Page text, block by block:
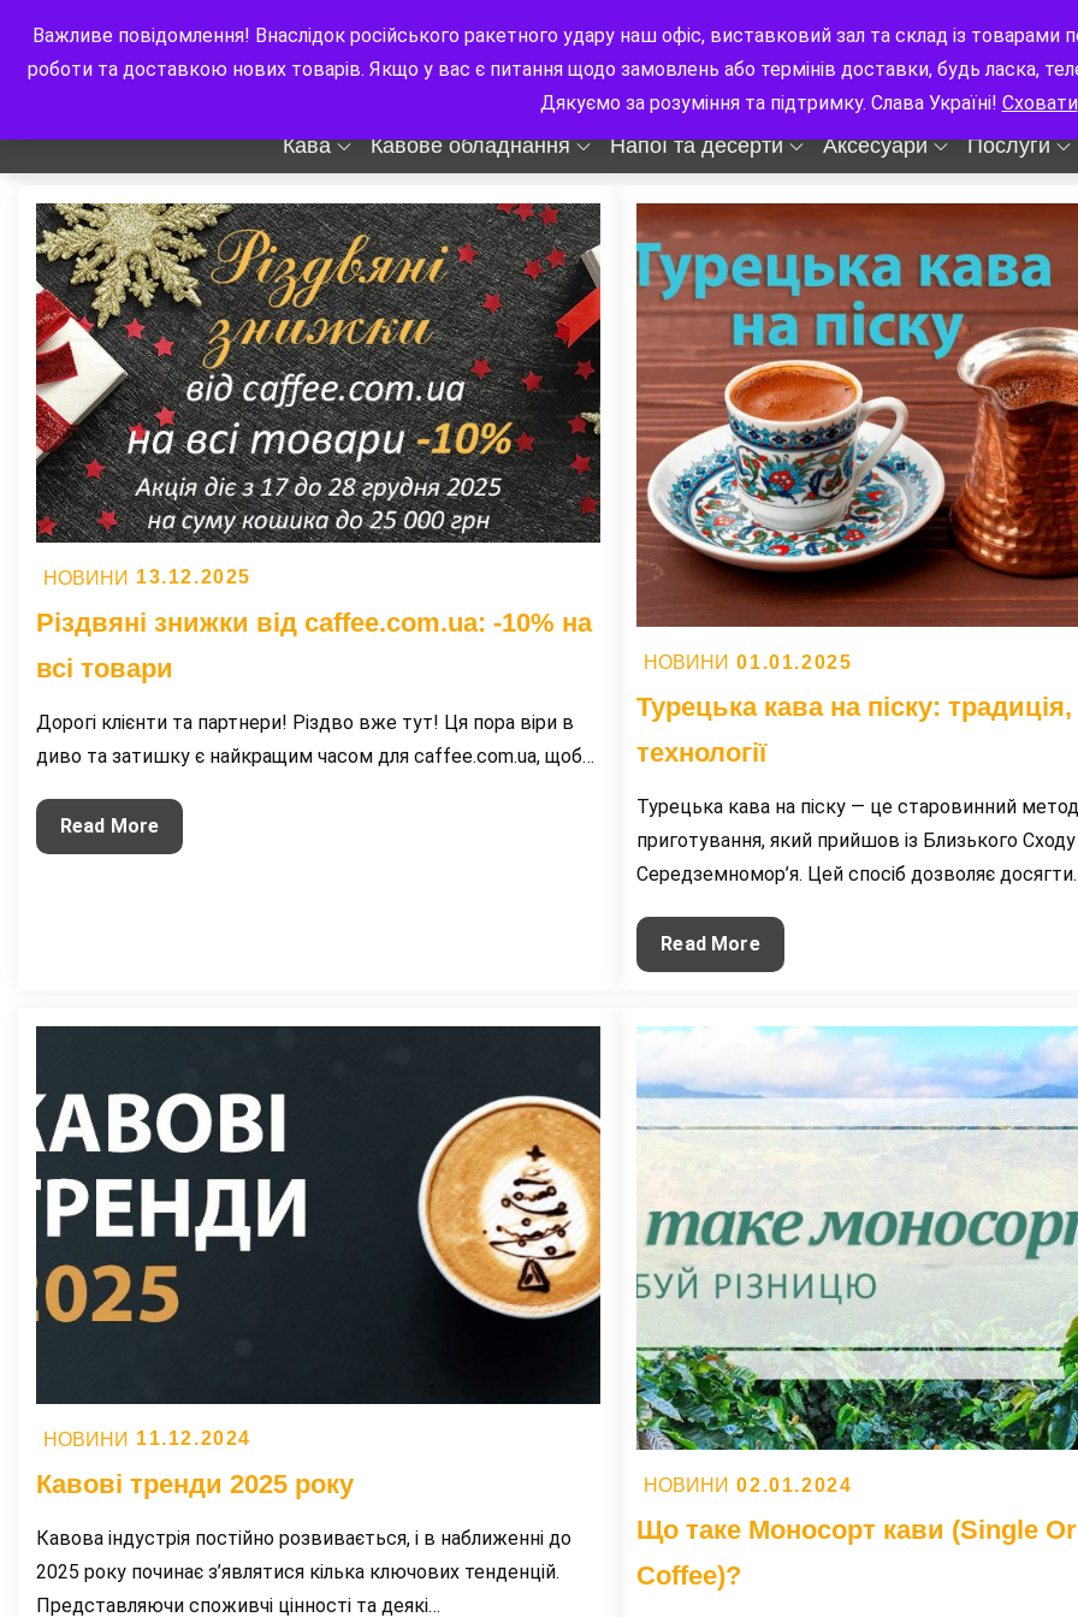
Важливе повідомлення! Внаслідок російського ракетного удару наш офіс, виставковий зал та склад із
роботи та доставкою нових товарів. Якщо у вас є питання щодо замовлень або термінів доставки, будь ласка,
Дякуємо за розуміння та підтримку. Слава Україні! Сховати
content
caffee.com.ua
Кава Кавове обладнання Напої та десерти Аксесуари Послуги
НОВИНИ Posted
on
13.12.2025
Різдвяні знижки від caffee.com.ua: -10% на
всі товари
Дорогі клієнти та партнери! Різдво вже тут! Ця пора віри в
диво та затишку є найкращим часом для caffee.com.ua, щоб…
Різдвяні
знижки
Read More
НОВИНИ Posted
01.01.2025
Турецька кава на піску: традиція,
технології
Турецька кава на піску — це старовинний
приготування, який прийшов із Близького
Середземномор’я. Цей спосіб дозволяє
Турецька
кава
піску:
смак
і
технології
Read More
НОВИНИ Posted
11.12.2024
Кавові тренди 2025 року
Кавова індустрія постійно розвивається, і в наближенні до
2025 року починає з’являтися кілька ключових тенденцій.
Представляючи споживчі цінності та деякі…
НОВИНИ Posted
on
02.01.2024
Що таке Моносорт кави (Single
Coffee)?